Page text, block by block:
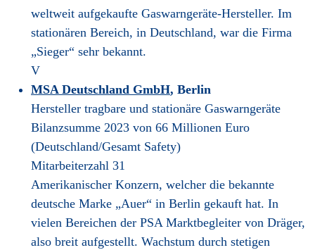
weltweit aufgekaufte Gaswarngeräte-Hersteller. Im
stationären Bereich, in Deutschland, war die Firma
„Sieger“ sehr bekannt.
V
MSA Deutschland GmbH, Berlin
Hersteller tragbare und stationäre Gaswarngeräte
Bilanzsumme 2023 von 66 Millionen Euro
(Deutschland/Gesamt Safety)
Mitarbeiterzahl 31
Amerikanischer Konzern, welcher die bekannte
deutsche Marke „Auer“ in Berlin gekauft hat. In
vielen Bereichen der PSA Marktbegleiter von Dräger,
also breit aufgestellt. Wachstum durch stetigen